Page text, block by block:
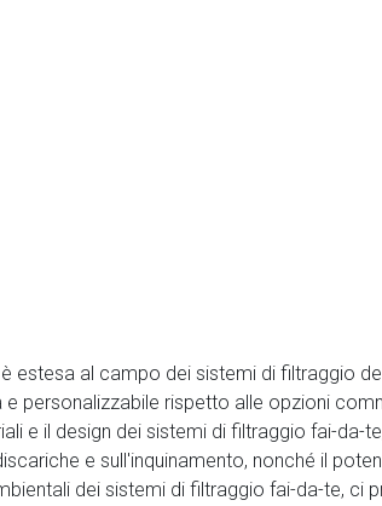
estesa al campo dei sistemi di filtraggio
personalizzabile rispetto alle opzioni
e il design dei sistemi di filtraggio fai-da-
e sull'inquinamento, nonché il
dei sistemi di filtraggio fai-da-te, ci